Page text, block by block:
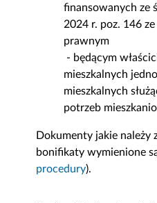
finansowanych ze
2024 r. poz. 146
prawnym
- będącym
mieszkalnych
mieszkalnych
potrzeb
Dokumenty jakie należy
bonifikaty wymienione
procedury).